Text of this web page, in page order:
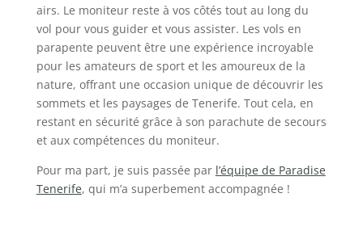
airs. Le moniteur reste à vos côtés tout au long du
vol pour vous guider et vous assister. Les vols en
parapente peuvent être une expérience incroyable
pour les amateurs de sport et les amoureux de la
nature, offrant une occasion unique de découvrir les
sommets et les paysages de Tenerife. Tout cela, en
restant en sécurité grâce à son parachute de secours
et aux compétences du moniteur.
Pour ma part, je suis passée par l’équipe de Paradise
Tenerife, qui m’a superbement accompagnée !